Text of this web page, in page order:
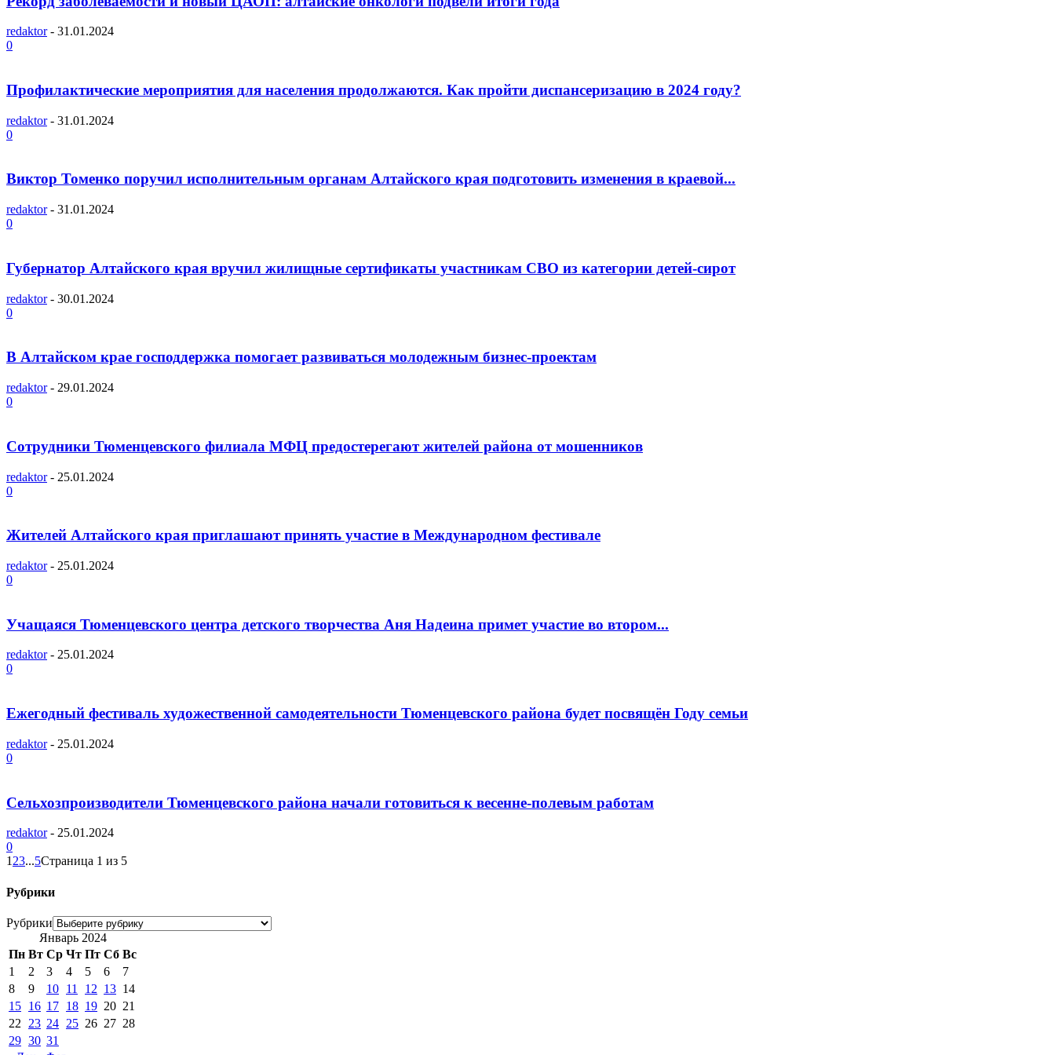
redaktor - 31.01.2024
0
Профилактические мероприятия для населения продолжаются. Как пройти диспансеризацию в 2024 году?
redaktor - 31.01.2024
0
Виктор Томенко поручил исполнительным органам Алтайского края подготовить изменения в краевой...
redaktor - 31.01.2024
0
Губернатор Алтайского края вручил жилищные сертификаты участникам СВО из категории детей-сирот
redaktor - 30.01.2024
0
В Алтайском крае господдержка помогает развиваться молодежным бизнес-проектам
redaktor - 29.01.2024
0
Сотрудники Тюменцевского филиала МФЦ предостерегают жителей района от мошенников
redaktor - 25.01.2024
0
Жителей Алтайского края приглашают принять участие в Международном фестивале
redaktor - 25.01.2024
0
Учащаяся Тюменцевского центра детского творчества Аня Надеина примет участие во втором...
redaktor - 25.01.2024
0
Ежегодный фестиваль художественной самодеятельности Тюменцевского района будет посвящён Году семьи
redaktor - 25.01.2024
0
Сельхозпроизводители Тюменцевского района начали готовиться к весенне-полевым работам
redaktor - 25.01.2024
0
1 23...5Страница 1 из 5
Рубрики
Рубрики
Январь 2024
Пн Вт Ср Чт Пт Сб Вс
1
2 3 4 5 6
7
8
9 10 11 12 13 14
15 16 17 18 19 20 21
22
23 24 25 26 27 28
29 30 31